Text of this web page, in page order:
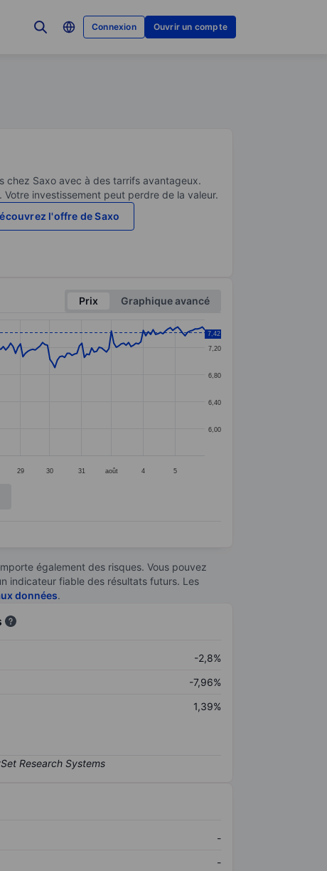
Connexion Ouvrir un compte
chez Saxo avec à des tarrifs avantageux.
investissement peut perdre de la valeur.
l'offre de Saxo
Prix
Graphique avancé
29 30 31 août 4 5
6,00
6,40
6,80
7,20
7,42
également des risques. Vous pouvez
indicateur fiable des résultats futurs. Les
données.
-2,8%
-7,96%
1,39%
-
-